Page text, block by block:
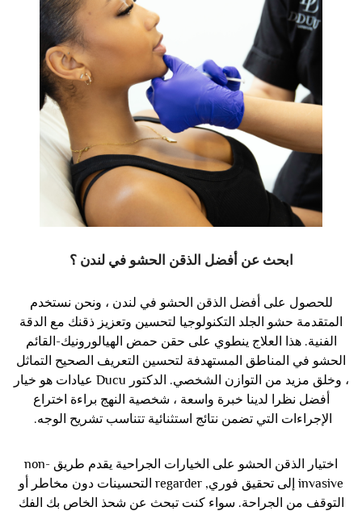
ابحث عن أفضل الذقن الحشو في لندن ؟
للحصول على أفضل الذقن الحشو في لندن ، ونحن نستخدم
المتقدمة حشو الجلد التكنولوجيا لتحسين وتعزيز ذقنك مع الدقة
الفنية. هذا العلاج ينطوي على حقن حمض الهيالورونيك-القائم
الحشو في المناطق المستهدفة لتحسين التعريف الصحيح التماثل
، وخلق مزيد من التوازن الشخصي. الدكتور Ducu عيادات هو خيار
أفضل نظرا لدينا خبرة واسعة ، شخصية النهج براءة اختراع
الإجراءات التي تضمن نتائج استثنائية تتناسب تشريح الوجه.
اختيار الذقن الحشو على الخيارات الجراحية يقدم طريق non-
invasive إلى تحقيق فوري, regarder التحسينات دون مخاطر أو
التوقف من الجراحة. سواء كنت تبحث عن شحذ الخاص بك الفك